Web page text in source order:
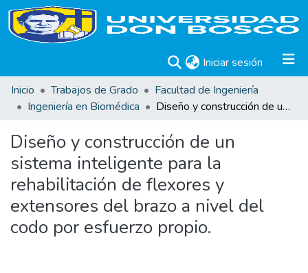
Iniciar sesión (current)
Inicio
Trabajos de Grado
Facultad de Ingeniería
Ingeniería en Biomédica
Diseño y construcción de un sistema inteligente para la rehabilitación de flexores y extensores del brazo a nivel del codo por esfuerzo propio.
Diseño y construcción de un
sistema inteligente para la
rehabilitación de flexores y
extensores del brazo a nivel del
codo por esfuerzo propio.